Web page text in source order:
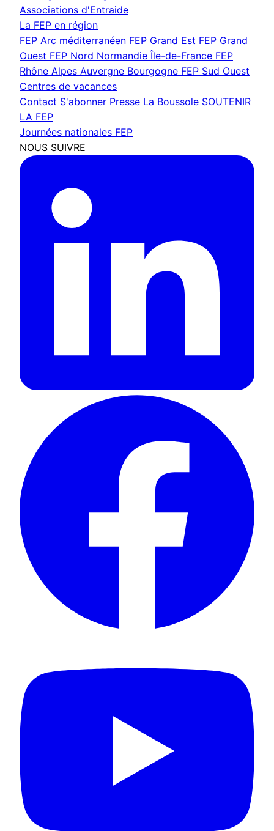
Associations d'Entraide
La FEP en région
FEP Arc méditerranéen FEP Grand Est FEP Grand
Ouest FEP Nord Normandie Île-de-France FEP
Rhône Alpes Auvergne Bourgogne FEP Sud Ouest
Centres de vacances
Contact S'abonner Presse La Boussole SOUTENIR
LA FEP
Journées nationales FEP
NOUS SUIVRE